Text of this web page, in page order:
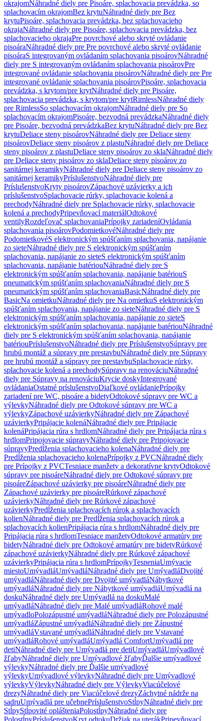
okrajomNáhradné diely pre Pisoáre, splachovacia prevádzka, so
splachovacím okrajomBez krytuNáhradné diely pre Bez
krytuPisoáre, splachovacia prevádzka, bez splachovacieho
okrajaNáhradné diely pre Pisoáre, splachovacia prevádzka, bez
splachovacieho okrajaPre povrchové alebo skryté ovládanie
pisoáraNáhradné diely pre Pre povrchové alebo skryté ovládanie
pisoáraS integrovaným ovládaním splachovania pisoárovNáhradné
diely pre S integrovaným ovládaním splachovania pisoárovPre
integrované ovládanie splachovania pisoárovNáhradné diely pre Pre
integrované ovládanie splachovania pisoárovPisoáre, splachovacia
prevádzka, s krytom/pre krytNáhradné diely pre Pisoáre,
splachovacia prevádzka, s krytom/pre krytRimlessNáhradné diely
pre RimlessSo splachovacím okrajomNáhradné diely pre So
splachovacím okrajomPisoáre, bezvodná prevádzkaNáhradné diely
pre Pisoáre, bezvodná prevádzkaBez krytuNáhradné diely pre Bez
krytuDeliace steny pisoárovNáhradné diely pre Deliace steny
pisoárovDeliace steny pisoárov z plastuNáhradné diely pre Deliace
steny pisoárov z plastuDeliace steny pisoárov zo sklaNáhradné diely
pre Deliace steny pisoárov zo sklaDeliace steny pisoárov zo
sanitárnej keramikyNáhradné diely pre Deliace steny pisoárov zo
sanitárnej keramikyPríslušenstvoNáhradné diely pre
PríslušenstvoKryty pisoárovZápachové uzávierky a ich
príslušenstvoSplachovacie rúrky, splachovacie kolená a
prechodyNáhradné diely pre Splachovacie rúrky, splachovacie
kolená a prechodyPripevňovací materiálOdtokové
ventilyRozdeľovač splachovaniaPrípojky zariadeníOvládania
splachovania pisoárovPodomietkovéNáhradné diely pre
PodomietkovéS elektronickým spúšťaním splachovania, napájanie
zo sieteNáhradné diely pre S elektronickým spúšťaním
splachovania, napájanie zo sieteS elektronickým spúšťaním
splachovania, napájanie batériouNáhradné diely pre S
elektronickým spúšťaním splachovania, napájanie batériouS
pneumatickým spúšťaním splachovaniaNáhradné diely pre S
pneumatickým spúšťaním splachovaniaBasicNáhradné diely pre
BasicNa omietkuNáhradné diely pre Na omietkuS elektronickým
spúšťaním splachovania, napájanie zo sieteNáhradné diely pre S
elektronickým spúšťaním splachovania, napájanie zo sieteS
elektronickým spúšťaním splachovania, napájanie batériouNáhradné
diely pre S elektronickým spúšťaním splachovania, napájanie
batériouPríslušenstvoNáhradné diely pre PríslušenstvoSúpravy pre
hrubú montáž a súpravy pre prestavbuNáhradné diely pre Súpravy
pre hrubú montáž a súpravy pre prestavbuSplachovacie rúrky,
splachovacie kolená a prechodySúpravy na renováciuNáhradné
diely pre Súpravy na renováciuKrycie doskyIntegrované
ovládaniaOstatné príslušenstvoDiaľkové ovládaniePrípojky
zariadení pre WC, pisoáre a bidetyOdtokové súpravy pre WC a
výlevkyNáhradné diely pre Odtokové súpravy pre WC a
výlevkyZápachové uzávierkyNáhradné diely pre Zápachové
uzávierkyPripájacie kolenáNáhradné diely pre Pripájacie
kolenáPripájacia rúra s hrdlomNáhradné diely pre Pripájacia rúra s
hrdlomPripojovacie súpravyNáhradné diely pre Pripojovacie
súpravyPredĺženia splachovacieho kolenaNáhradné diely pre
Predĺženia splachovacieho kolenaPrípojky z PVCNáhradné diely
pre Prípojky z PVCTesniace manžety a dekoratívne krytyOdtokové
súpravy pre pisoáreNáhradné diely pre Odtokové súpravy pre
pisoáreZápachové uzávierky pre pisoáreNáhradné diely pre
Zápachové uzávierky pre pisoáreRúrkové zápachové
uzávierkyNáhradné diely pre Rúrkové zápachové
uzávierkyPredĺženia splachovacích rúrok a splachovacích
kolienNáhradné diely pre Predĺženia splachovacích rúrok a
splachovacích kolienPripájacia rúra s hrdlomNáhradné diely pre
Pripájacia rúra s hrdlomTesniace manžetyOdtokové armatúry pre
bidetyNáhradné diely pre Odtokové armatúry pre bidetyRúrkové
zápachové uzávierkyNáhradné diely pre Rúrkové zápachové
uzávierkyPripájacia rúra s hrdlomPrípojkyTesneniaUmývacie
miestoUmývadláUmývadláNáhradné diely pre UmývadláDvojité
umývadláNáhradné diely pre Dvojité umývadláNábytkové
umývadláNáhradné diely pre Nábytkové umývadláUmývadlá na
doskuNáhradné diely pre Umývadlá na doskuMalé
umývadláNáhradné diely pre Malé umývadláRohové malé
umývadloPolozápustné umývadláNáhradné diely pre Polozápustné
umývadláZápustné umývadláNáhradné diely pre Zápustné
umývadláVstavané umývadláNáhradné diely pre Vstavané
umývadláRohové umývadláUmývadlá ComfortUmývadlá pre
detiNáhradné diely pre Umývadlá pre detiUmývadláUmývadlové
žľabyNáhradné diely pre Umývadlové žľabyĎalšie umývadlové
výlevkyNáhradné diely pre Ďalšie umývadlové
výlevkyUmývadlové výlevkyNáhradné diely pre Umývadlové
výlevkyVýlevkyNáhradné diely pre VýlevkyViacúčelové
drezyNáhradné diely pre Viacúčelové drezyZáchytné nádrže na
sadruUmývadlá pre učebnePríslušenstvoStĺpyNáhradné diely pre
StĺpyStĺpovité oplášteniaPolostĺpyNáhradné diely pre
PolostĺpyPríslušenstvoKryt odtokuDržiak na uterákPripevňovací